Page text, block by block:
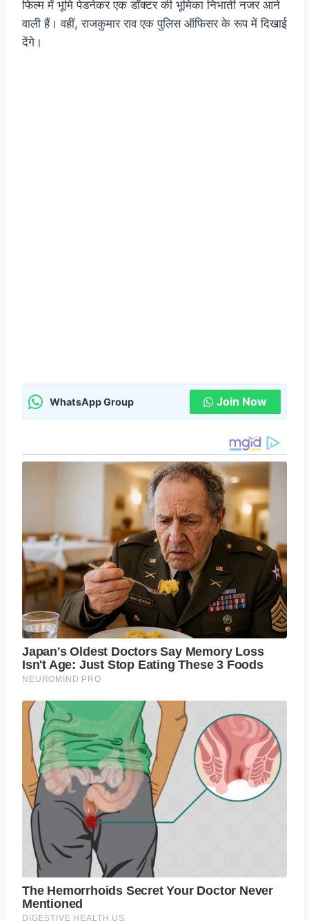
फिल्म में भूमि पेडनेकर एक डॉक्टर की भूमिका निभाती नजर आने
वाली हैं। वहीं, राजकुमार राव एक पुलिस ऑफिसर के रूप में दिखाई
देंगे।
WhatsApp Group Join Now